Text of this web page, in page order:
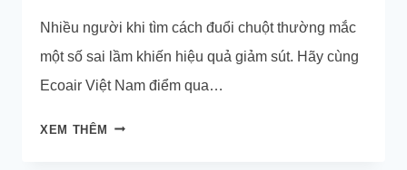
Nhiều người khi tìm cách đuổi chuột thường mắc
một số sai lầm khiến hiệu quả giảm sút. Hãy cùng
Ecoair Việt Nam điểm qua…
XEM THÊM